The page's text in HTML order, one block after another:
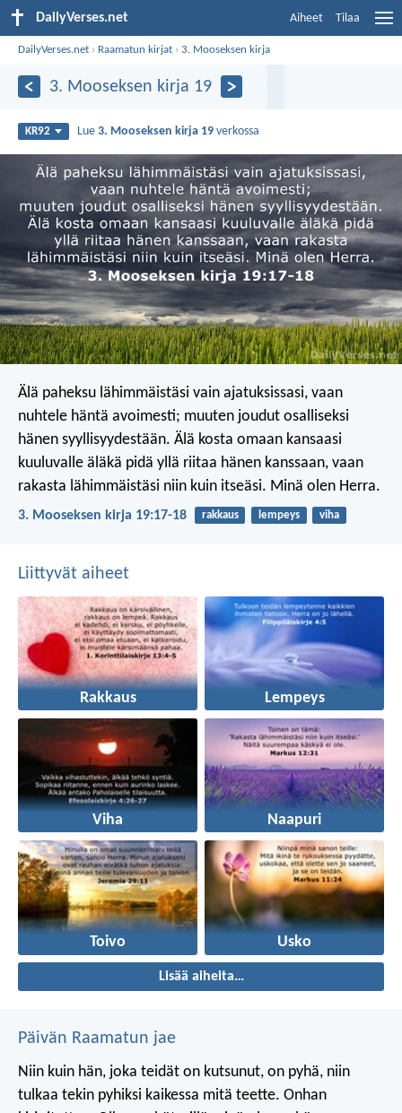
DailyVerses.net Aiheet Tilaa
DailyVerses.net › Raamatun kirjat ›3. Mooseksen kirja
3. Mooseksen kirja 19
KR92 Lue3. Mooseksen kirja 19 verkossa
Älä paheksu lähimmäistäsi vain ajatuksissasi, vaan
nuhtele häntä avoimesti; muuten joudut osalliseksi
hänen syyllisyydestään. Älä kosta omaan kansaasi
kuuluvalle äläkä pidä yllä riitaa hänen kanssaan, vaan
rakasta lähimmäistäsi niin kuin itseäsi. Minä olen Herra.
3. Mooseksen kirja 19:17-18 rakkaus lempeys viha
Liittyvät aiheet
Rakkaus Lempeys
Viha Naapuri
Toivo Usko
Lisää aiheita…
Päivän Raamatun jae
Niin kuin hän, joka teidät on kutsunut, on pyhä, niin
tulkaa tekin pyhiksi kaikessa mitä teette. Onhan